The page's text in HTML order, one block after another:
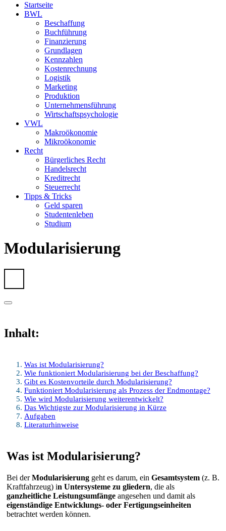
Startseite
BWL
Beschaffung
Buchführung
Finanzierung
Grundlagen
Kennzahlen
Kostenrechnung
Logistik
Marketing
Produktion
Unternehmensführung
Wirtschaftspsychologie
VWL
Makroökonomie
Mikroökonomie
Recht
Bürgerliches Recht
Handelsrecht
Kreditrecht
Steuerrecht
Tipps & Tricks
Geld sparen
Studentenleben
Studium
Modularisierung
Inhalt:
Was ist Modularisierung?
Wie funktioniert Modularisierung bei der Beschaffung?
Gibt es Kostenvorteile durch Modularisierung?
Funktioniert Modularisierung als Prozess der Endmontage?
Wie wird Modularisierung weiterentwickelt?
Das Wichtigste zur Modularisierung in Kürze
Aufgaben
Literaturhinweise
Was ist Modularisierung?
Bei derModularisierung geht es darum, ein Gesamtsystem (z. B.
Kraftfahrzeug) in Untersysteme zu gliedern, die als
ganzheitliche Leistungsumfänge angesehen und damit als
eigenständige Entwicklungs- oder Fertigungseinheiten
betrachtet werden können.